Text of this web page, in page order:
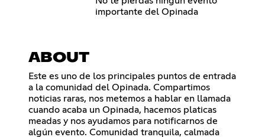
importante del Opinada
ABOUT
Este es uno de los principales puntos de entrada
a la comunidad del Opinada. Compartimos
noticias raras, nos metemos a hablar en llamada
cuando acaba un Opinada, hacemos platicas
meadas y nos ayudamos para notificarnos de
algún evento. Comunidad tranquila, calmada